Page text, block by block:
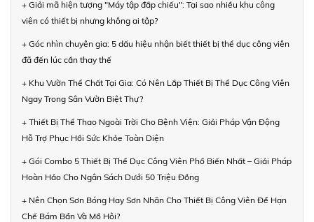
+ Giải mã hiện tượng "Máy tập đắp chiếu": Tại sao nhiều khu công
viên có thiết bị nhưng không ai tập?
+ Góc nhìn chuyên gia: 5 dấu hiệu nhận biết thiết bị thể dục công viên
đã đến lúc cần thay thế
+ Khu Vườn Thể Chất Tại Gia: Có Nên Lắp Thiết Bị Thể Dục Công Viên
Ngay Trong Sân Vườn Biệt Thự?
+ Thiết Bị Thể Thao Ngoài Trời Cho Bệnh Viện: Giải Pháp Vận Động
Hỗ Trợ Phục Hồi Sức Khỏe Toàn Diện
+ Gói Combo 5 Thiết Bị Thể Dục Công Viên Phổ Biến Nhất – Giải Pháp
Hoàn Hảo Cho Ngân Sách Dưới 50 Triệu Đồng
+ Nên Chọn Sơn Bóng Hay Sơn Nhăn Cho Thiết Bị Công Viên Để Hạn
Chế Bám Bẩn Và Mồ Hôi?